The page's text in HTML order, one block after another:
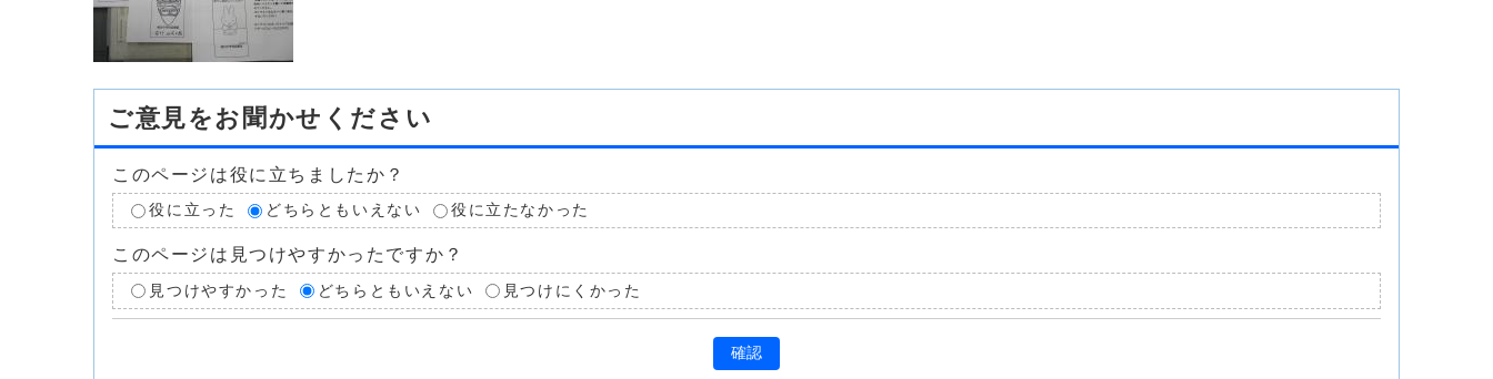
ご意見をお聞かせください
このページは役に立ちましたか？
役に立った どちらともいえない 役に立たなかった
このページは見つけやすかったですか？
見つけやすかった どちらともいえない 見つけにくかった
確認